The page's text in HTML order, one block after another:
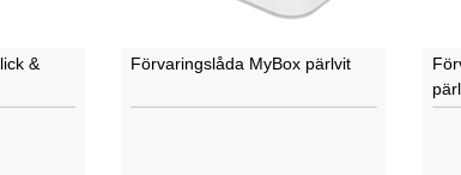
&
Förvaringslåda MyBox pärlvit